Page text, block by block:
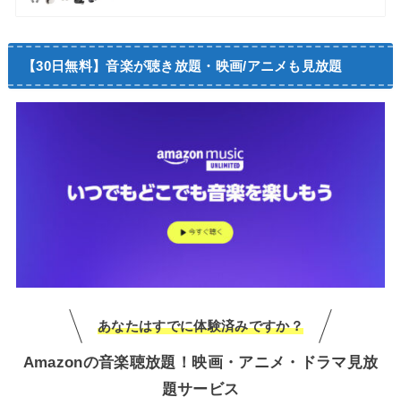
【30日無料】音楽が聴き放題・映画/アニメも見放題
あなたはすでに体験済みですか？
Amazonの音楽聴放題！映画・アニメ・ドラマ見放
題サービス